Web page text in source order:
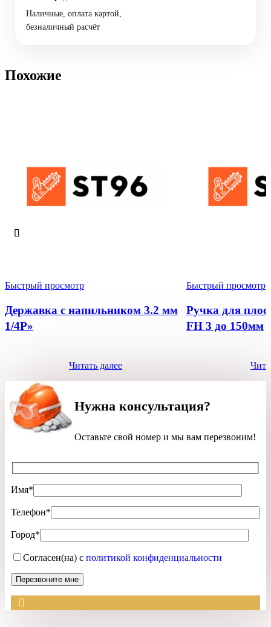
Наличные, оплата картой,
безналичный расчёт
Похожие
Быстрый просмотр
Державка с напильником 3.2 мм
1/4P»
Читать далее
Быстрый просмотр
Ручка для
FH 3 до 150мм
Нужна консультация?
Оставьте свой номер и мы вам перезвоним!
Имя*
Телефон*
Город*
Согласен(на) с политикой конфиденциальности